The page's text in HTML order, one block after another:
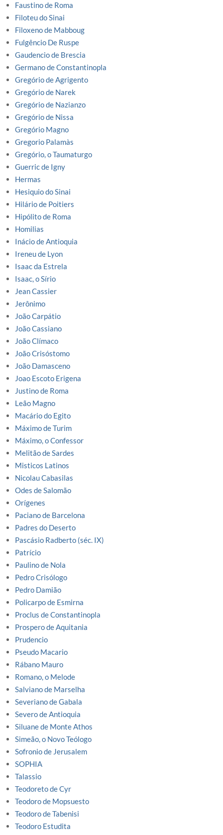
Faustino de Roma
Filoteu do Sinai
Filoxeno de Mabboug
Fulgêncio De Ruspe
Gaudencio de Brescia
Germano de Constantinopla
Gregório de Agrigento
Gregório de Narek
Gregório de Nazianzo
Gregório de Nissa
Gregório Magno
Gregorio Palamàs
Gregório, o Taumaturgo
Guerric de Igny
Hermas
Hesiquio do Sinai
Hilário de Poitiers
Hipólito de Roma
Homilias
Inácio de Antioquia
Ireneu de Lyon
Isaac da Estrela
Isaac, o Sírio
Jean Cassier
Jerônimo
João Carpátio
João Cassiano
João Clímaco
João Crisóstomo
João Damasceno
Joao Escoto Erigena
Justino de Roma
Leão Magno
Macário do Egito
Máximo de Turim
Máximo, o Confessor
Melitão de Sardes
Misticos Latinos
Nicolau Cabasilas
Odes de Salomão
Orígenes
Paciano de Barcelona
Padres do Deserto
Pascásio Radberto (séc. IX)
Patrício
Paulino de Nola
Pedro Crisólogo
Pedro Damião
Policarpo de Esmirna
Proclus de Constantinopla
Prospero de Aquitania
Prudencio
Pseudo Macario
Rábano Mauro
Romano, o Melode
Salviano de Marselha
Severiano de Gabala
Severo de Antioquia
Siluane de Monte Athos
Simeão, o Novo Teólogo
Sofronio de Jerusalem
SOPHIA
Talassio
Teodoreto de Cyr
Teodoro de Mopsuesto
Teodoro de Tabenisi
Teodoro Estudita